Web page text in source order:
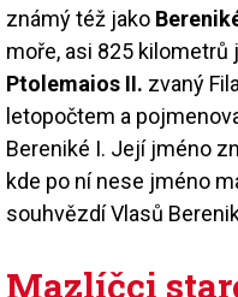
známý též jako
moře, asi 825 kilometrů
Ptolemaios II. zvaný
letopočtem a
Bereniké I. Její jméno
kde po ní nese jméno
souhvězdí Vlasů
Mazlíčci